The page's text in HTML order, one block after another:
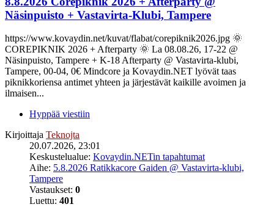
Näsinpuisto + Vastavirta-Klubi, Tampere
https://www.kovaydin.net/kuvat/flabat/corepiknik2026.jpg 🌞
COREPIKNIK 2026 + Afterparty 🌞 La 08.08.26, 17-22 @
Näsinpuisto, Tampere + K-18 Afterparty @ Vastavirta-klubi,
Tampere, 00-04, 0€ Mindcore ja Kovaydin.NET lyövät taas
piknikkoriensa antimet yhteen ja järjestävät kaikille avoimen ja
ilmaisen...
Hyppää viestiin
Kirjoittaja Teknojta
20.07.2026, 23:01
Keskustelualue: Kovaydin.NETin tapahtumat
Aihe: 5.8.2026 Ratikkacore Gaiden @ Vastavirta-klubi,
Tampere
Vastaukset: 0
Luettu: 401